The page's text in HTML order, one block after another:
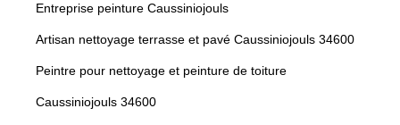
Entreprise peinture Caussiniojouls
Artisan nettoyage terrasse et pavé Caussiniojouls 34600
Peintre pour nettoyage et peinture de toiture
Caussiniojouls 34600